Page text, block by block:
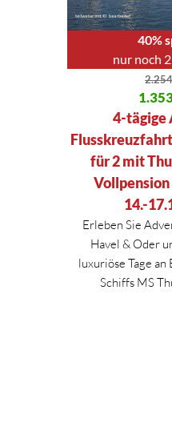
40%
nur noch
Ursprünglicher
Aktueller Preis ist:
4-tägige
für 2 mit
Vollpension
14.-
Erleben Sie
Havel & Oder
luxuriöse Tage
Schiffs MS